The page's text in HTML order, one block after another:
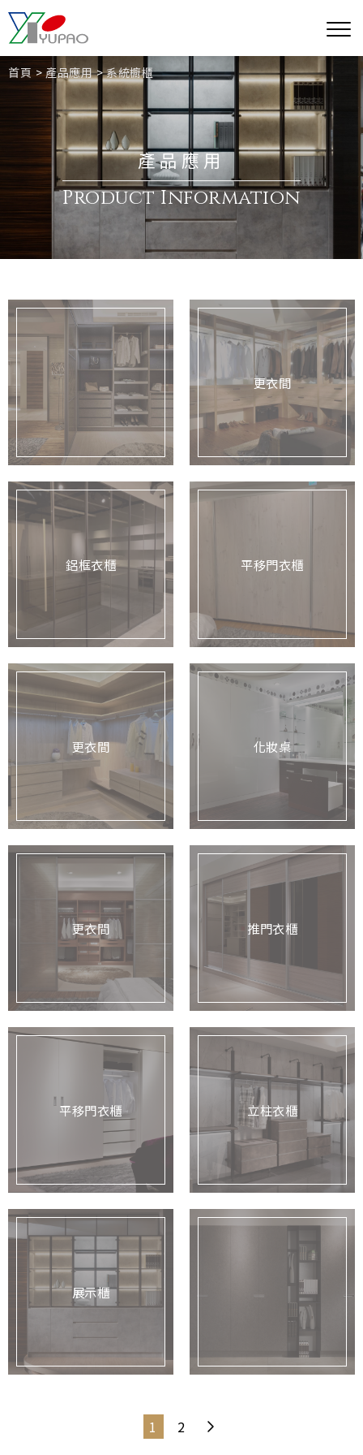
首頁 產品應用 系統櫥櫃
產品應用
Product Information
更衣間
鋁框衣櫃 平移門衣櫃
更衣間 化妝桌
更衣間 推門衣櫃
平移門衣櫃 立柱衣櫃
展示櫃
1 2